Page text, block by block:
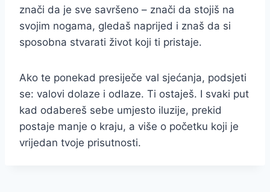
znači da je sve savršeno – znači da stojiš na
svojim nogama, gledaš naprijed i znaš da si
sposobna stvarati život koji ti pristaje.
Ako te ponekad presiječe val sjećanja, podsjeti
se: valovi dolaze i odlaze. Ti ostaješ. I svaki put
kad odabereš sebe umjesto iluzije, prekid
postaje manje o kraju, a više o početku koji je
vrijedan tvoje prisutnosti.